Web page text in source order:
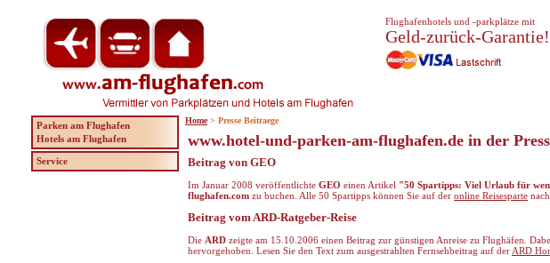
www.hotel-und-parken-am-flughafen.de in der
Beitrag von GEO
Im Januar 2008 veröffentlichte GEO einen Artikel "50 Spartipps: Viel Urlaub für
flughafen.com zu buchen. Alle 50 Spartipps können Sie auf der online Reisesparte
Beitrag vom ARD-Ratgeber-Reise
Die ARD zeigte am 15.10.2006 einen Beitrag zur günstigen Anreise zu Flughäfen.
hervorgehoben. Lesen Sie den Text zum ausgestrahlten Fernsehbeitrag auf der ARD
Parken am Flughafen
Hotels am Flughafen
Service
Flughafenhotels und -parkplätze mit
Geld-zurück-Garantie!
Home > Presse Beitraege